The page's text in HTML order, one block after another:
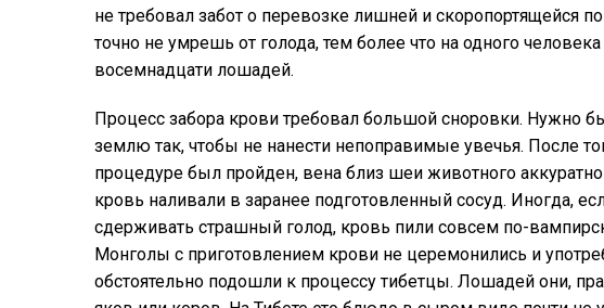
не требовал забот о перевозке лишней и скоропортящейся
точно не умрешь от голода, тем более что на одного
восемнадцати лошадей.
Процесс забора крови требовал большой сноровки. Нужно
землю так, чтобы не нанести непоправимые увечья. После
процедуре был пройден, вена близ шеи животного
кровь наливали в заранее подготовленный сосуд. Иногда,
сдерживать страшный голод, кровь пили совсем по-
Монголы с приготовлением крови не церемонились и
обстоятельно подошли к процессу тибетцы. Лошадей они,